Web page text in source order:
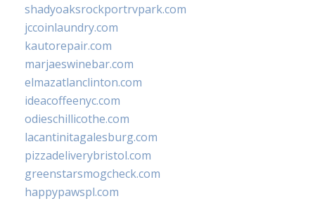
shadyoaksrockportrvpark.com
jccoinlaundry.com
kautorepair.com
marjaeswinebar.com
elmazatlanclinton.com
ideacoffeenyc.com
odieschillicothe.com
lacantinitagalesburg.com
pizzadeliverybristol.com
greenstarsmogcheck.com
happypawspl.com